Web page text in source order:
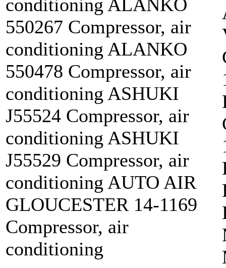
conditioning ALANKO
550267 Compressor, air
conditioning ALANKO
550478 Compressor, air
conditioning ASHUKI
J55524 Compressor, air
conditioning ASHUKI
J55529 Compressor, air
conditioning AUTO AIR
GLOUCESTER 14-1169
Compressor, air
conditioning